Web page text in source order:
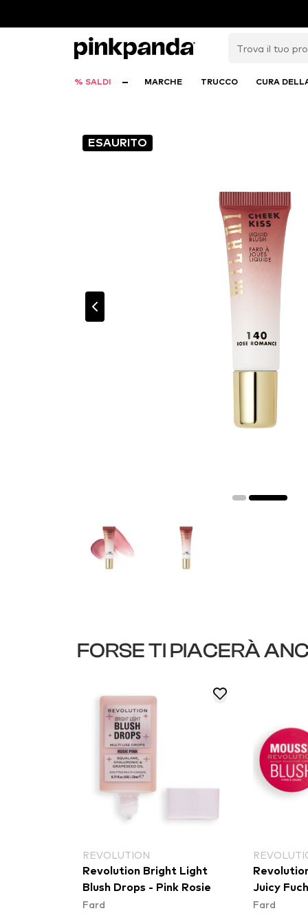
% SALDI MARCHE TRUCCO CURA
ESAURITO
FORSE TI PIACERÀ
REVOLUTION
Revolution Mousse Blusher -
Juicy Fuchsia Pink
Fard
LOVELY
Lovely
Blusher
(CEL39N6)